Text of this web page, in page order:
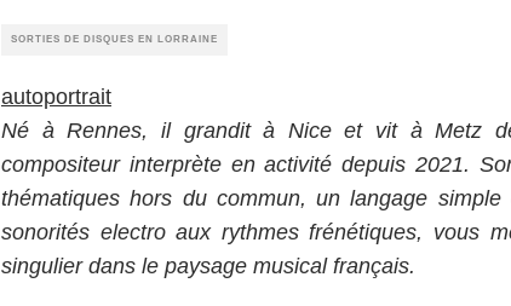
SORTIES DE DISQUES EN LORRAINE
autoportrait
Né à Rennes, il grandit à Nice et vit à Metz
compositeur interprète en activité depuis 2021.
thématiques hors du commun, un langage
sonorités electro aux rythmes frénétiques, vous
singulier dans le paysage musical français.